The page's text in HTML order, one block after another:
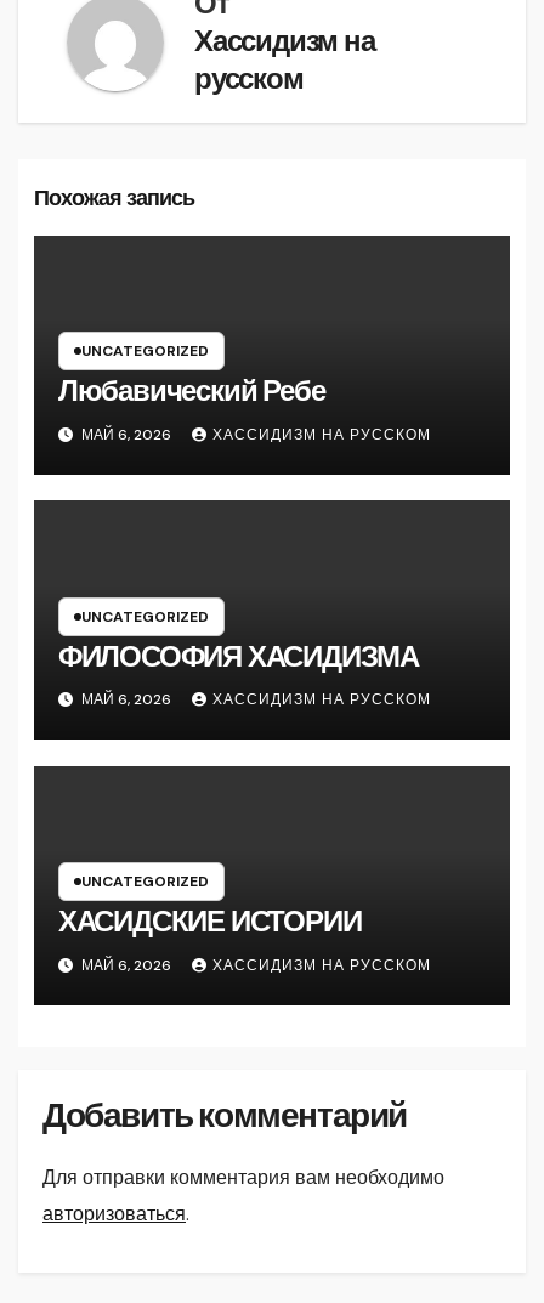
Хассидизм на
русском
Похожая запись
UNCATEGORIZED
Любавический Ребе
МАЙ 6, 2026 ХАССИДИЗМ НА РУССКОМ
UNCATEGORIZED
ФИЛОСОФИЯ ХАСИДИЗМА
МАЙ 6, 2026 ХАССИДИЗМ НА РУССКОМ
UNCATEGORIZED
ХАСИДСКИЕ ИСТОРИИ
МАЙ 6, 2026 ХАССИДИЗМ НА РУССКОМ
Добавить комментарий
Для отправки комментария вам необходимо
авторизоваться.